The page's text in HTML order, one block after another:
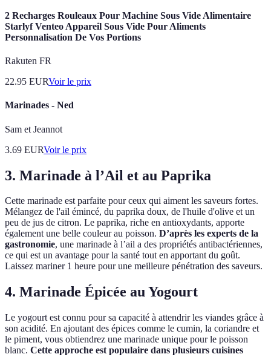
2 Recharges Rouleaux Pour Machine Sous Vide Alimentaire
Starlyf Venteo Appareil Sous Vide Pour Aliments
Personnalisation De Vos Portions
Rakuten FR
22.95 EURVoir le prix
Marinades - Ned
Sam et Jeannot
3.69 EURVoir le prix
3. Marinade à l’Ail et au Paprika
Cette marinade est parfaite pour ceux qui aiment les saveurs fortes.
Mélangez de l'ail émincé, du paprika doux, de l'huile d'olive et un
peu de jus de citron. Le paprika, riche en antioxydants, apporte
également une belle couleur au poisson. D’après les experts de la
gastronomie, une marinade à l’ail a des propriétés antibactériennes,
ce qui est un avantage pour la santé tout en apportant du goût.
Laissez mariner 1 heure pour une meilleure pénétration des saveurs.
4. Marinade Épicée au Yogourt
Le yogourt est connu pour sa capacité à attendrir les viandes grâce à
son acidité. En ajoutant des épices comme le cumin, la coriandre et
le piment, vous obtiendrez une marinade unique pour le poisson
blanc. Cette approche est populaire dans plusieurs cuisines